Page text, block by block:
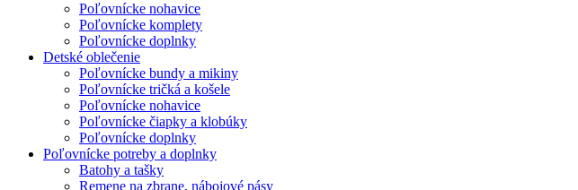
Poľovnícke nohavice
Poľovnícke komplety
Poľovnícke doplnky
Detské oblečenie
Poľovnícke bundy a mikiny
Poľovnícke tričká a košele
Poľovnícke nohavice
Poľovnícke čiapky a klobúky
Poľovnícke doplnky
Poľovnícke potreby a doplnky
Batohy a tašky
Remene na zbrane, nábojové pásy